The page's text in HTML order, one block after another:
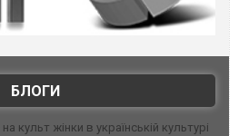
БЛОГИ
культ жінки в українській культурі